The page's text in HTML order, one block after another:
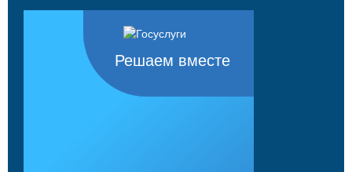
Решаем вместе